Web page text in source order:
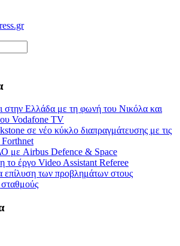
στην Ελλάδα με τη φωνή του Νικόλα και
Vodafone TV
σε νέο κύκλο διαπραγμάτευσης με τις
Forthnet
με Airbus Defence & Space
το έργο Video Assistant Referee
επίλυση των προβλημάτων στους